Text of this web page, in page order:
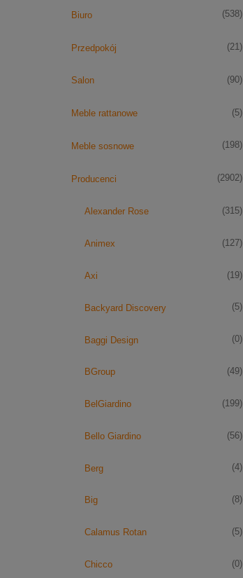
Biuro (538)
Przedpokój (21)
Salon (90)
Meble rattanowe (5)
Meble sosnowe (198)
Producenci (2902)
Alexander Rose (315)
Animex (127)
Axi (19)
Backyard Discovery (5)
Baggi Design (0)
BGroup (49)
BelGiardino (199)
Bello Giardino (56)
Berg (4)
Big (8)
Calamus Rotan (5)
Chicco (0)